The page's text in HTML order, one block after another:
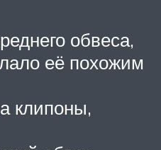
обвеса,
её похожим
клипоны,